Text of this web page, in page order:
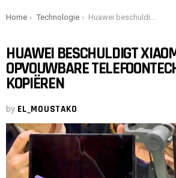
You are here:
Home Technologie Huawei beschuldigt Xiaomi ervan zijn opvouwbare telefoontechnologie te kopiëren
HUAWEI BESCHULDIGT
OPVOUWBARE
KOPIËREN
by EL_MOUSTAKO